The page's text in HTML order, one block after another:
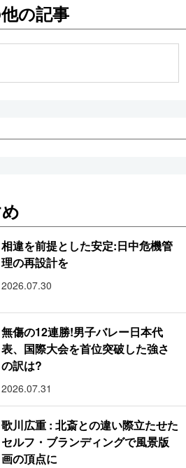
の記事
相違を前提とした安定:日中危機管
理の再設計を
2026.07.30
無傷の12連勝!男子バレー日本代
表、国際大会を首位突破した強さ
の訳は?
2026.07.31
歌川広重 : 北斎との違い際立たせた
セルフ・ブランディングで風景版
画の頂点に